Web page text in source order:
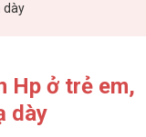
dày
Hp ở trẻ em,
dày